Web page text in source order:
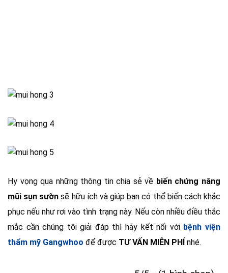
Chuyên Môn Kiêm Trưởng Ekip Phẫu Thuật Tạo
Bác Sĩ Trần Kim Thạch là một bác sĩ chuyên khoa thẩm mỹ
mũi tại Bệnh Viện Thẩm Mỹ Gangwhoo. Bác Sĩ Trần Kim
Thạch đã tích cực tham gia nhiều khóa đào tạo chuyên sâu
không chỉ tại Việt Nam mà còn ở những quốc gia được xem
là cường quốc thẩm mỹ như Hàn Quốc, Hoa Kỳ, Đức, Pháp.
ĐẶT LỊCH HẸN